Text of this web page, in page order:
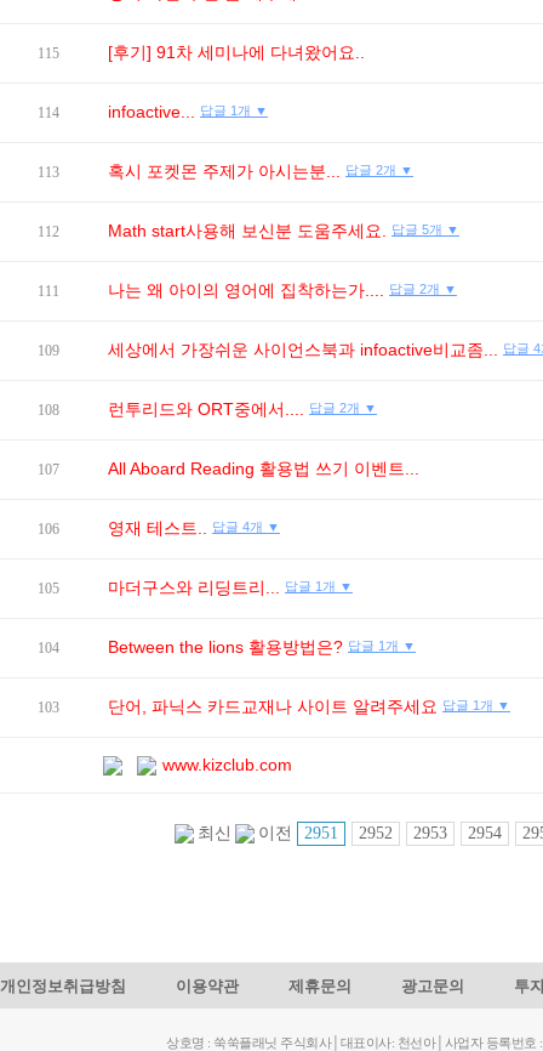
115 [후기] 91차 세미나에 다녀왔어요..
114 infoactive... 답글 1개 ▼
113 혹시 포켓몬 주제가 아시는분... 답글 2개 ▼
112 Math start사용해 보신분 도움주세요. 답글 5개 ▼
111 나는 왜 아이의 영어에 집착하는가.... 답글 2개 ▼
109 세상에서 가장쉬운 사이언스북과 infoactive비교좀... 답글
108 런투리드와 ORT중에서.... 답글 2개 ▼
107 All Aboard Reading 활용법 쓰기 이벤트...
106 영재 테스트.. 답글 4개 ▼
105 마더구스와 리딩트리... 답글 1개 ▼
104 Between the lions 활용방법은? 답글 1개 ▼
103 단어, 파닉스 카드교재나 사이트 알려주세요 답글 1개 ▼
www.kizclub.com
최신 이전 2951 2952 2953 2954
개인정보취급방침 이용약관 제휴문의 광고문의 투
상호명 : 쑥쑥플래닛 주식회사│대표이사: 천선아│사업자 등록번호